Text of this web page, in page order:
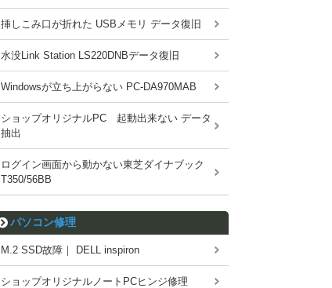
挿しこみ口が折れた USBメモリ データ復旧
水没Link Station LS220DNBデータ復旧
Windowsが立ち上がらない PC-DA970MAB
ショップオリジナルPC 起動出来ない データ
抽出
ログイン画面から動かない東芝ダイナブック
T350/56BB
パソコン修理
M.2 SSD故障｜ DELL inspiron
ショップオリジナルノートPCヒンジ修理